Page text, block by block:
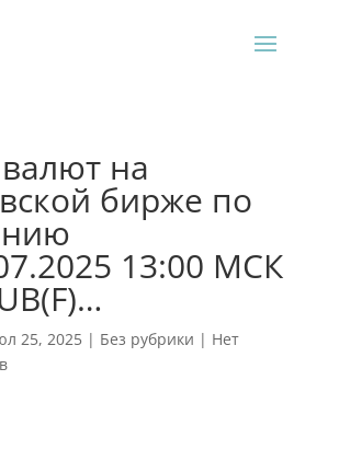
на
бирже по
13:00 МСК
25, 2025| Без рубрики | Нет